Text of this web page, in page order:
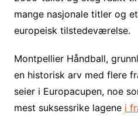
mange nasjonale titler og
europeisk tilstedeværelse.
Montpellier Håndball,
en historisk arv med flere
seier i Europacupen, noe
mest suksessrike lagene i